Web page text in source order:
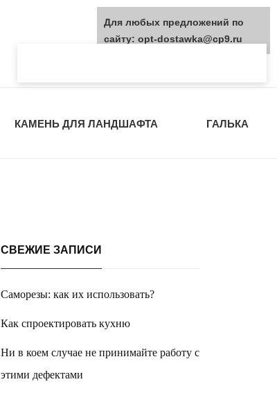
КАМЕНЬ ДЛЯ ЛАНДШАФТА ГАЛЬКА
СВЕЖИЕ ЗАПИСИ
Саморезы: как их использовать?
Как спроектировать кухню
Ни в коем случае не принимайте работу с
этими дефектами
Для любых предложений по
сайту: opt-dostawka@cp9.ru